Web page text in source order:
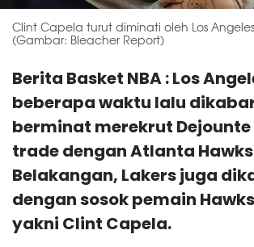
Clint Capela turut diminati oleh Los Angeles
(Gambar: Bleacher Report)
Berita Basket NBA : Los
beberapa waktu lalu
berminat merekrut
trade dengan Atlanta
Belakangan, Lakers juga
dengan sosok pemain
yakni Clint Capela.